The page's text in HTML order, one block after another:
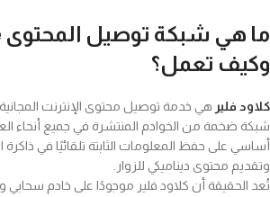
ما هي شبكة توصيل المحتوى
وكيف تعمل؟
كلاود فلير هي خدمة توصيل محتوى الإنترنت المجانية
شبكة ضخمة من الخوادم المنتشرة في جميع أنحاء
أساسي على حفظ المعلومات الثابتة تلقائيًا في ذاكرة
وتقديم محتوى ديناميكي للزوار.
تُعد الحقيقة أن كلاود فلير موجودًا على خادم سحابي